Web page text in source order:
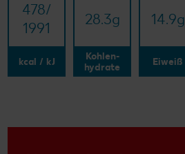
478/​
1991
kcal / kJ
28.3g
Kohlen-
hydrate
14.9g
Eiweiß